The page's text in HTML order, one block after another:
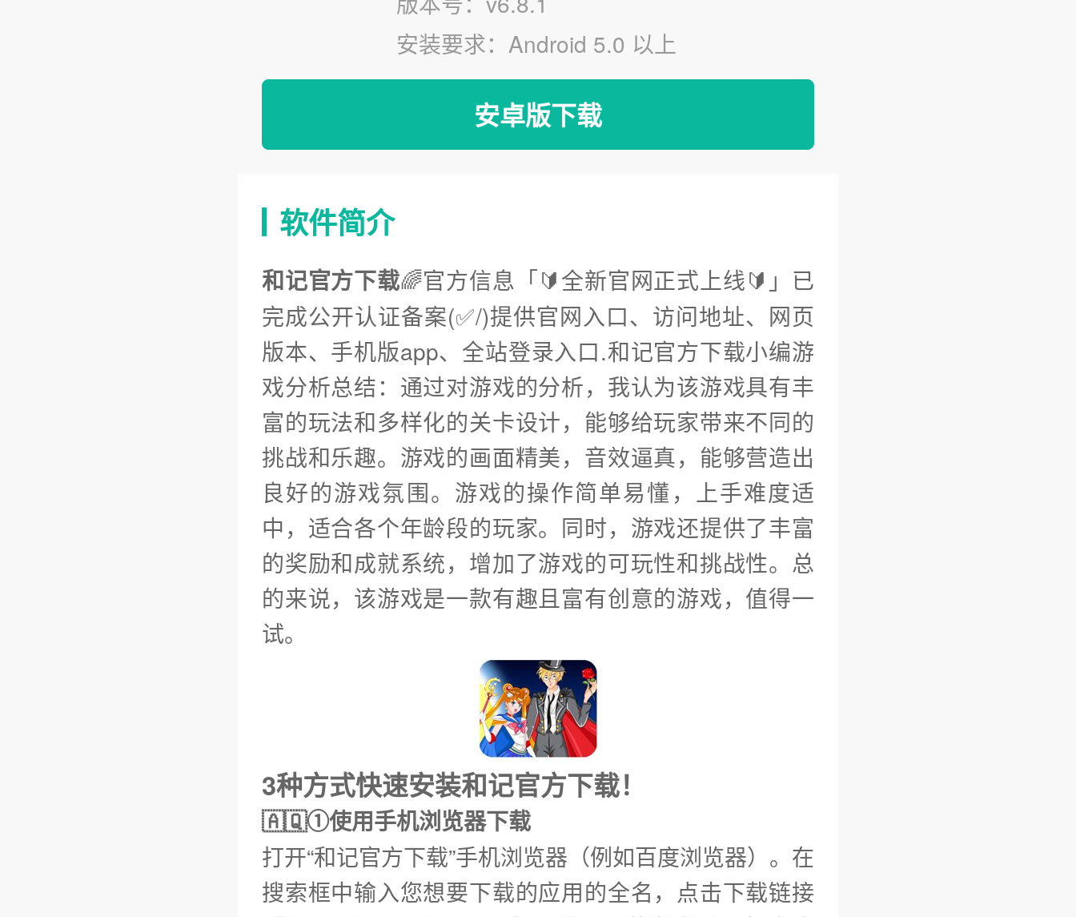
安装要求：Android 5.0 以上
安卓版下载
软件简介
和记官方下载🌈官方信息「🔰全新官网正式上线🔰」已
完成公开认证备案(✅/)提供官网入口、访问地址、网页
版本、手机版app、全站登录入口.和记官方下载小编游
戏分析总结：通过对游戏的分析，我认为该游戏具有丰
富的玩法和多样化的关卡设计，能够给玩家带来不同的
挑战和乐趣。游戏的画面精美，音效逼真，能够营造出
良好的游戏氛围。游戏的操作简单易懂，上手难度适
中，适合各个年龄段的玩家。同时，游戏还提供了丰富
的奖励和成就系统，增加了游戏的可玩性和挑战性。总
的来说，该游戏是一款有趣且富有创意的游戏，值得一
试。
3种方式快速安装和记官方下载！
🇦🇶①使用手机浏览器下载
打开“和记官方下载”手机浏览器（例如百度浏览器）。在
搜索框中输入您想要下载的应用的全名，点击下载链接